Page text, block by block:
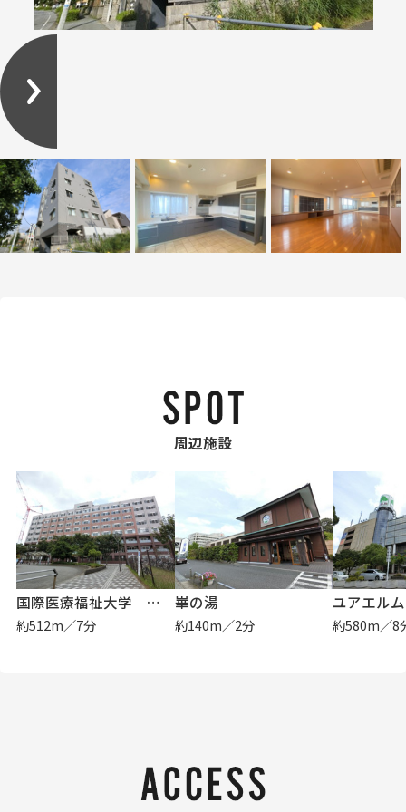
周辺施設
国際医療福祉大学 成田キャンパス
約512m／7分
崋の湯
約140m／2分
ユアエル
約580m／8